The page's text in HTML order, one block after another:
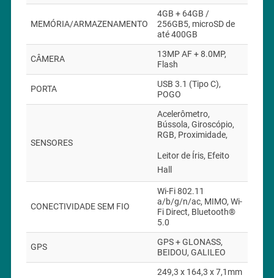
MEMÓRIA/ARMAZENAMENTO
4GB + 64GB /
256GB5, microSD de
até 400GB
CÂMERA
13MP AF + 8.0MP,
Flash
PORTA
USB 3.1 (Tipo C),
POGO
SENSORES
Acelerômetro,
Bússola, Giroscópio,
RGB, Proximidade,
Leitor de Íris, Efeito
Hall
CONECTIVIDADE SEM FIO
Wi-Fi 802.11
a/b/g/n/ac, MIMO, Wi-
Fi Direct, Bluetooth®
5.0
GPS
GPS + GLONASS,
BEIDOU, GALILEO
249,3 x 164,3 x 7,1mm